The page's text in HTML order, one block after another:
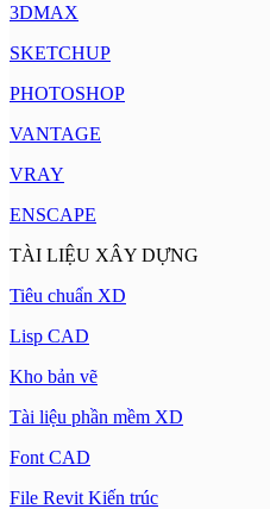
3DMAX
SKETCHUP
PHOTOSHOP
VANTAGE
VRAY
ENSCAPE
TÀI LIỆU XÂY DỰNG
Tiêu chuẩn XD
Lisp CAD
Kho bản vẽ
Tài liệu phần mềm XD
Font CAD
File Revit Kiến trúc